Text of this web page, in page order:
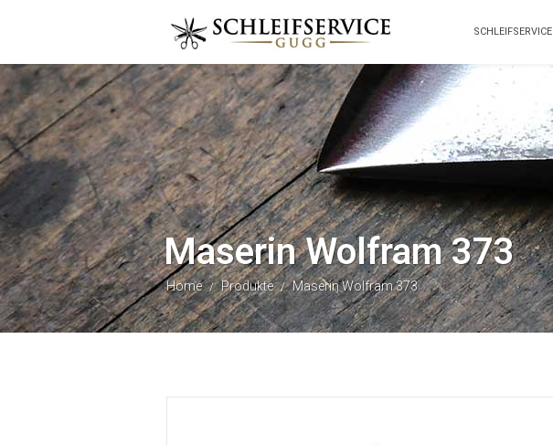
SCHLEIFSERVICE
Maserin Wolfram 373
Home / Produkte / Maserin Wolfram 373